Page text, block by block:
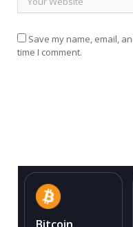
Save my name, email,
time I comment.